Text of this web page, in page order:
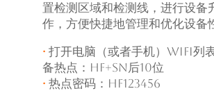
置检测区域和检测线，进行设备
作，方便快捷地管理和优化设备
·打开电脑（或者手机）WiFi列
备热点：HF+SN后10位
·热点密码：hf123456